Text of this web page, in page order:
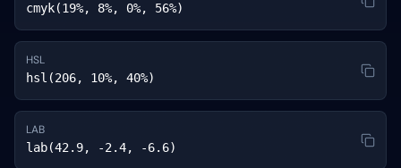
cmyk(19%, 8%, 0%, 56%)
HSL
hsl(206, 10%, 40%)
LAB
lab(42.9, -2.4, -6.6)